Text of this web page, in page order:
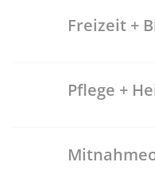
Freizeit +
Pflege +